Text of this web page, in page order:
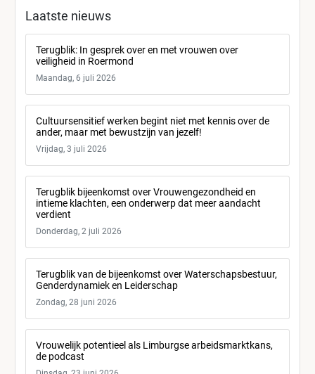
Laatste nieuws
Terugblik: In gesprek over en met vrouwen over
veiligheid in Roermond
Maandag, 6 juli 2026
Cultuursensitief werken begint niet met kennis over de
ander, maar met bewustzijn van jezelf!
Vrijdag, 3 juli 2026
Terugblik bijeenkomst over Vrouwengezondheid en
intieme klachten, een onderwerp dat meer aandacht
verdient
Donderdag, 2 juli 2026
Terugblik van de bijeenkomst over Waterschapsbestuur,
Genderdynamiek en Leiderschap
Zondag, 28 juni 2026
Vrouwelijk potentieel als Limburgse arbeidsmarktkans,
de podcast